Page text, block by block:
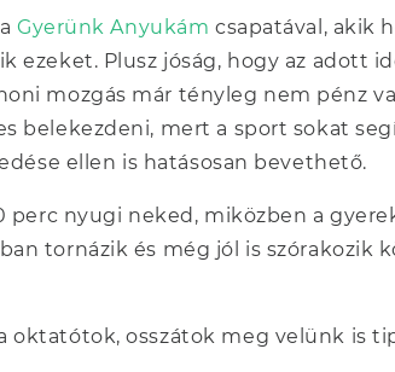
Gyerünk Anyukám csapatával, akik
ezeket. Plusz jóság, hogy az adott
mozgás már tényleg nem pénz
belekezdeni, mert a sport sokat
ellen is hatásosan bevethető.
perc nyugi neked, miközben a
tornázik és még jól is szórakozik
oktatótok, osszátok meg velünk is